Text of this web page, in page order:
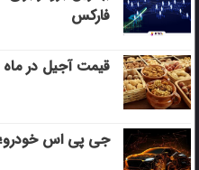
فارکس
قیمت آجیل در
جی پی اس خودرو؛